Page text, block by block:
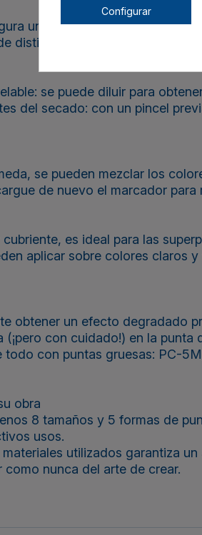
una larga duración del
distintos POSCA sobre una
se puede diluir para
del secado: con un pincel
se pueden mezclar los
de nuevo el marcador
es ideal para las
aplicar sobre colores claros
obtener un efecto degradado
con cuidado!) en la
todo con puntas gruesas: PC-
obra
8 tamaños y 5 formas de
usos.
utilizados garantiza
nunca del arte de crear.
Configurar